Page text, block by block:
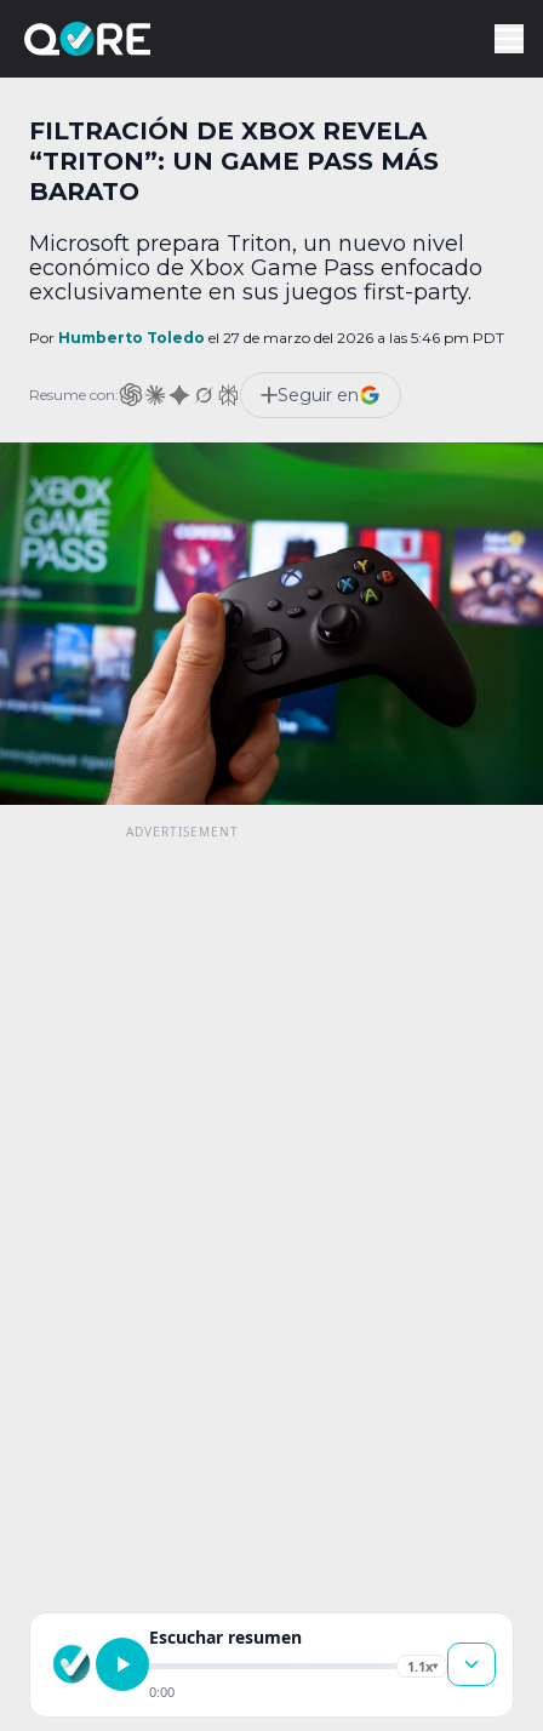
FILTRACIÓN DE XBOX REVELA
“TRITON”: UN GAME PASS MÁS
BARATO
Microsoft prepara Triton, un nuevo nivel
económico de Xbox Game Pass enfocado
exclusivamente en sus juegos first-party.
Por Humberto Toledo el 27 de marzo del 2026 a las 5:46 pm PDT
Resume con: Seguir en
Escuchar resumen
1.1x▾
0:00